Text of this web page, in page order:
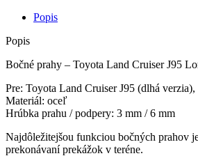
Popis
Popis
Bočné prahy – Toyota Land Cruiser J95
Pre: Toyota Land Cruiser J95 (dlhá
Materiál: oceľ
Hrúbka prahu / podpery: 3 mm / 6 mm
Najdôležitejšou funkciou bočných prahov
prekonávaní prekážok v teréne.